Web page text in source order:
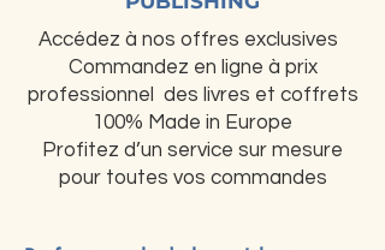
Accédez à nos offres exclusives
Commandez en ligne à prix
professionnel des livres et coffrets
100% Made in Europe
Profitez d’un service sur mesure
pour toutes vos commandes